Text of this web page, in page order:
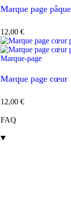
Marque page
12,00 €
Marque-page
Marque page cœur
12,00 €
FAQ